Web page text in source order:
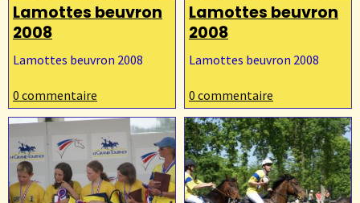
HORSE-BALL
Contact
Lamottes beuvron
2008
Lamottes beuvron 2008
0 commentaire
Lamottes beuvron
2008
Lamottes beuvron 2008
0 commentaire